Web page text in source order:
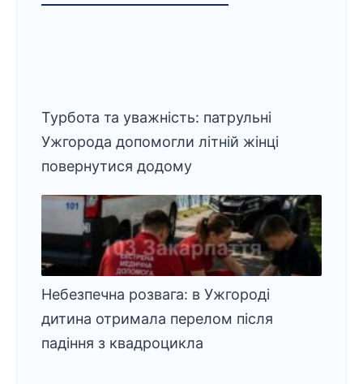
Турбота та уважність: патрульні
Ужгорода допомогли літній жінці
повернутися додому
Небезпечна розвага: в Ужгороді
дитина отримала перелом після
падіння з квадроцикла